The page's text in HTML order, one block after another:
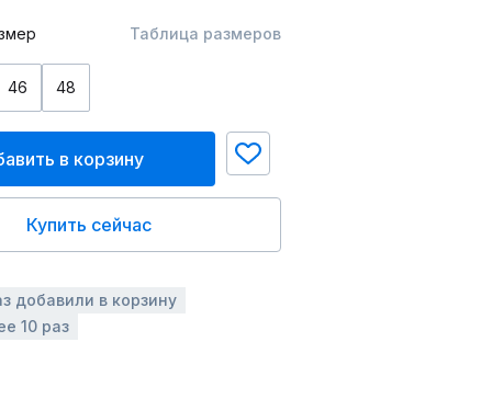
Таблица размеров
46 48
в корзину
Купить сейчас
добавили в корзину
10 раз